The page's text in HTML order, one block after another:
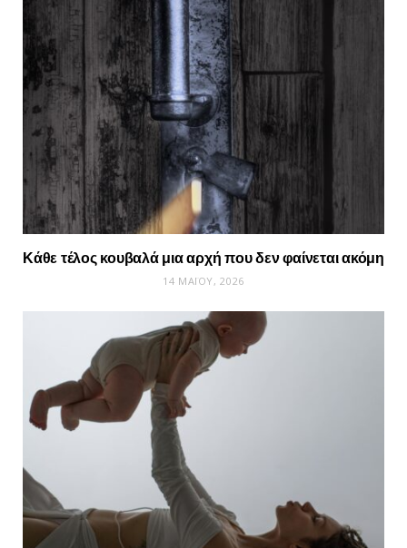
Κάθε τέλος κουβαλά μια αρχή που δεν φαίνεται ακόμη
14 ΜΑΪ́ΟΥ, 2026